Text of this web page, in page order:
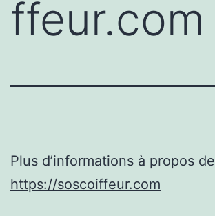
ffeur.com
Plus d’informations à propos de
https://soscoiffeur.com